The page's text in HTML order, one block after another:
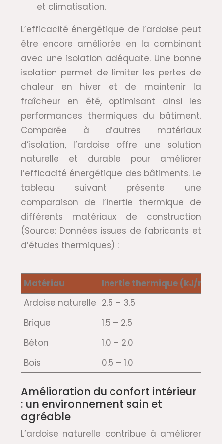
et climatisation.
L’efficacité énergétique de l’ardoise peut
être encore améliorée en la combinant
avec une isolation adéquate. Une bonne
isolation permet de limiter les pertes de
chaleur en hiver et de maintenir la
fraîcheur en été, optimisant ainsi les
performances thermiques du bâtiment.
Comparée à d’autres matériaux
d’isolation, l’ardoise offre une solution
naturelle et durable pour améliorer
l’efficacité énergétique des bâtiments. Le
tableau suivant présente une
comparaison de l’inertie thermique de
différents matériaux de construction
(Source: Données issues de fabricants et
d’études thermiques) :
Matériau
Inertie thermique (kJ/m².K)
Ardoise naturelle 2.5 – 3.5
Brique
1.5 – 2.5
Béton
1.0 – 2.0
Bois
0.5 – 1.0
Amélioration du confort intérieur
: un environnement sain et
agréable
L’ardoise naturelle contribue à améliorer